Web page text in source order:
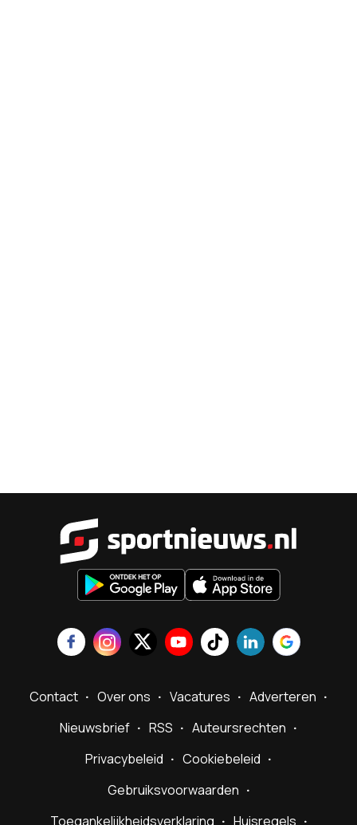
Contact Over ons Vacatures
Adverteren
Nieuwsbrief
RSS
Auteursrechten
Privacybeleid
Cookiebeleid
Gebruiksvoorwaarden
Toegankelijkheidsverklaring
Huisregels